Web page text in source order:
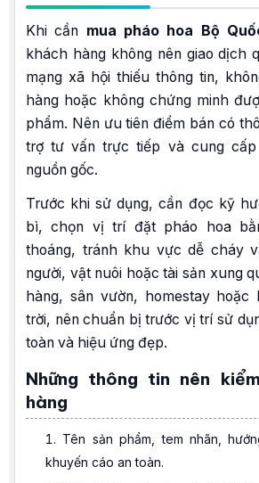
Khi cần mua pháo hoa Bộ
khách hàng không nên giao dịch
mạng xã hội thiếu thông tin,
hàng hoặc không chứng minh
phẩm. Nên ưu tiên điểm bán có
trợ tư vấn trực tiếp và cung cấp
nguồn gốc.
Trước khi sử dụng, cần đọc kỹ
bì, chọn vị trí đặt pháo hoa
thoáng, tránh khu vực dễ cháy
người, vật nuôi hoặc tài sản xung
hàng, sân vườn, homestay hoặc
trời, nên chuẩn bị trước vị trí sử
toàn và hiệu ứng đẹp.
Những thông tin nên
hàng
Tên sản phẩm, tem nhãn,
khuyến cáo an toàn.